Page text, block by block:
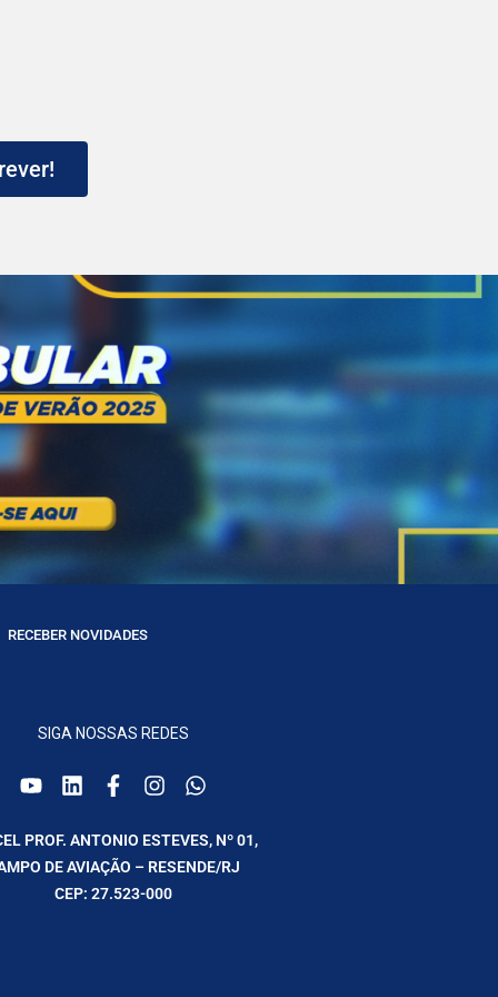
RECEBER NOVIDADES
SIGA NOSSAS REDES
PROF. ANTONIO ESTEVES, Nº 01,
DE AVIAÇÃO – RESENDE/RJ
CEP: 27.523-000